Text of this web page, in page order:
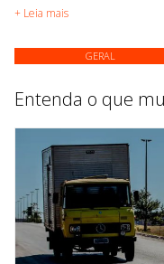
+ Leia mais
GERAL
Entenda o que